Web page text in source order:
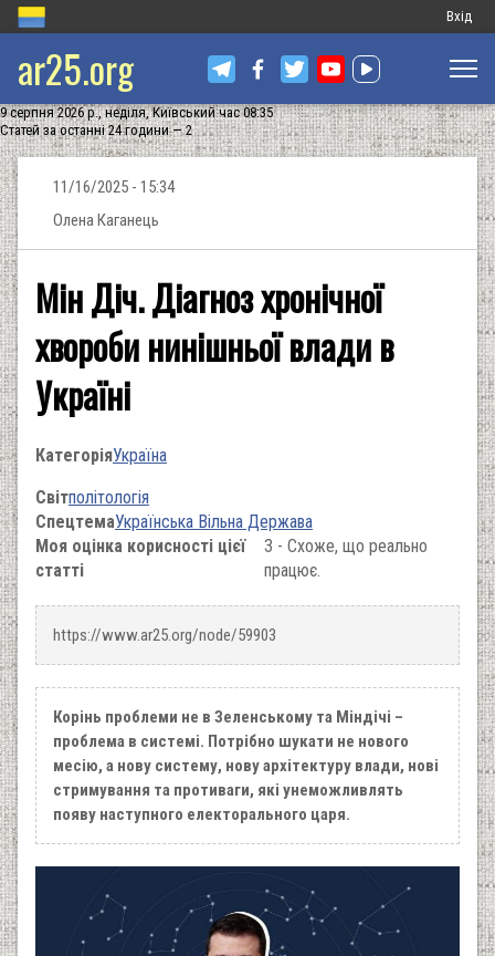
Меню
запису
Вхід
ar25.org
9 серпня 2026 р., неділя, Київський час 08:35
Статей за останні 24 години — 2
11/16/2025 - 15:34
Олена Каганець
Мін Діч. Діагноз хронічної
хвороби нинішньої влади в
Україні
КатегоріяУкраїна
Світполітологія
СпецтемаУкраїнська Вільна Держава
Моя оцінка корисності цієї
статті
3 - Схоже, що реально
працює.
https://www.ar25.org/node/59903
Корінь проблеми не в Зеленському та Міндічі –
проблема в системі. Потрібно шукати не нового
месію, а нову систему, нову архітектуру влади, нові
стримування та противаги, які унеможливлять
появу наступного електорального царя.